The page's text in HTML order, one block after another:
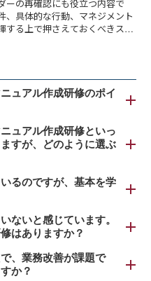
ーの再確認にも役立つ内容で
、具体的な行動、マネジメント
する上で押さえておくべきスキ
ュアル作成研修のポイ
善・マニュアル作成研
ございます。①「少しの
ーチを重視しているこ
るようになることで
本質的な問題に対して
る方法」と、「できる
的な問題に切り込む」
インソースでは、後者
ュアル作成研修といっ
すが、どのように選ぶ
善・マニュアル作成研
ものがあります。
改善手法を学ぶ研修
体的な実行計画の立て
るのですが、基本を学
的な流れを身につける
します。
ないと感じています。
はありますか？
の効果的な進め方を習
修～関係者を巻き込み
、業務改善が課題で
か？